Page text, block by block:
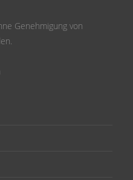
Genehmigung von